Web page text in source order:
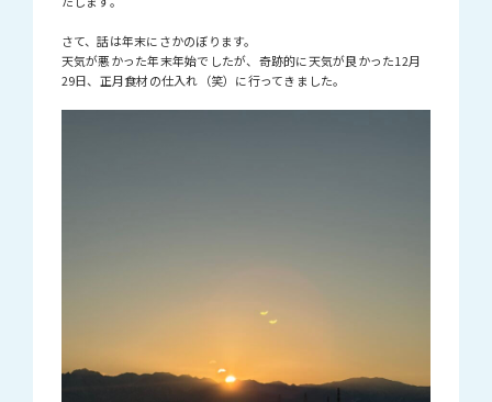
さて、話は年末にさかのぼります。
天気が悪かった年末年始でしたが、奇跡的に天気が良かった12月
29日、正月食材の仕入れ（笑）に行ってきました。